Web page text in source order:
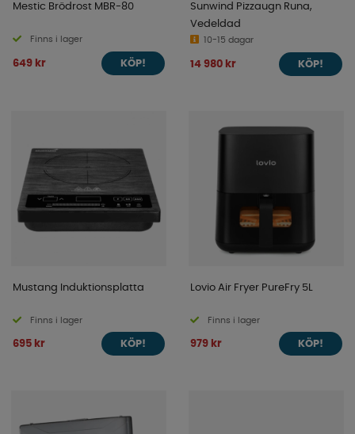
Mestic Brödrost MBR-80
Finns i lager
649 kr KÖP!
Sunwind Pizzaugn Runa,
Vedeldad
10-15 dagar
14 980 kr KÖP!
Mustang Induktionsplatta
Finns i lager
695 kr KÖP!
Lovio Air Fryer PureFry 5L
Finns i lager
979 kr KÖP!